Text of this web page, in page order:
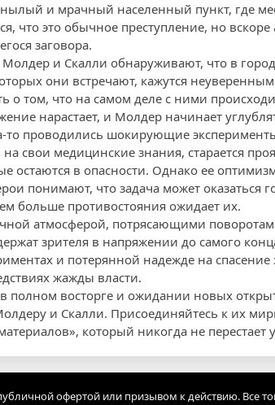
и мрачный населенный пункт, где
что это обычное преступление, но
заговора.
Молдер и Скалли обнаруживают, что в
они встречают, кажутся
о том, что на самом деле с ними
нарастает, и Молдер начинает
то проводились шокирующие
свои медицинские знания, старается
остаются в опасности. Однако ее
понимают, что задача может
больше противостояния ожидает их.
атмосферой, потрясающими
зрителя в напряжении до самого
и потерянной надежде на спасение
жажды власти.
в полном восторге и ожидании новых
и Скалли. Присоединяйтесь к их
который никогда не перестает
офертой или призывом к действию. Все